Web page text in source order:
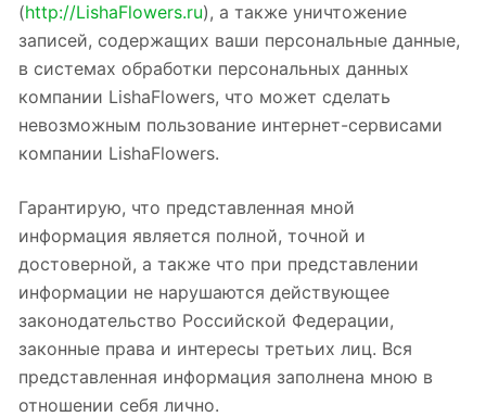
(http://LishaFlowers.ru), а также уничтожение
записей, содержащих ваши персональные данные,
в системах обработки персональных данных
компании LishaFlowers, что может сделать
невозможным пользование интернет-сервисами
компании LishaFlowers.
Гарантирую, что представленная мной
информация является полной, точной и
достоверной, а также что при представлении
информации не нарушаются действующее
законодательство Российской Федерации,
законные права и интересы третьих лиц. Вся
представленная информация заполнена мною в
отношении себя лично.